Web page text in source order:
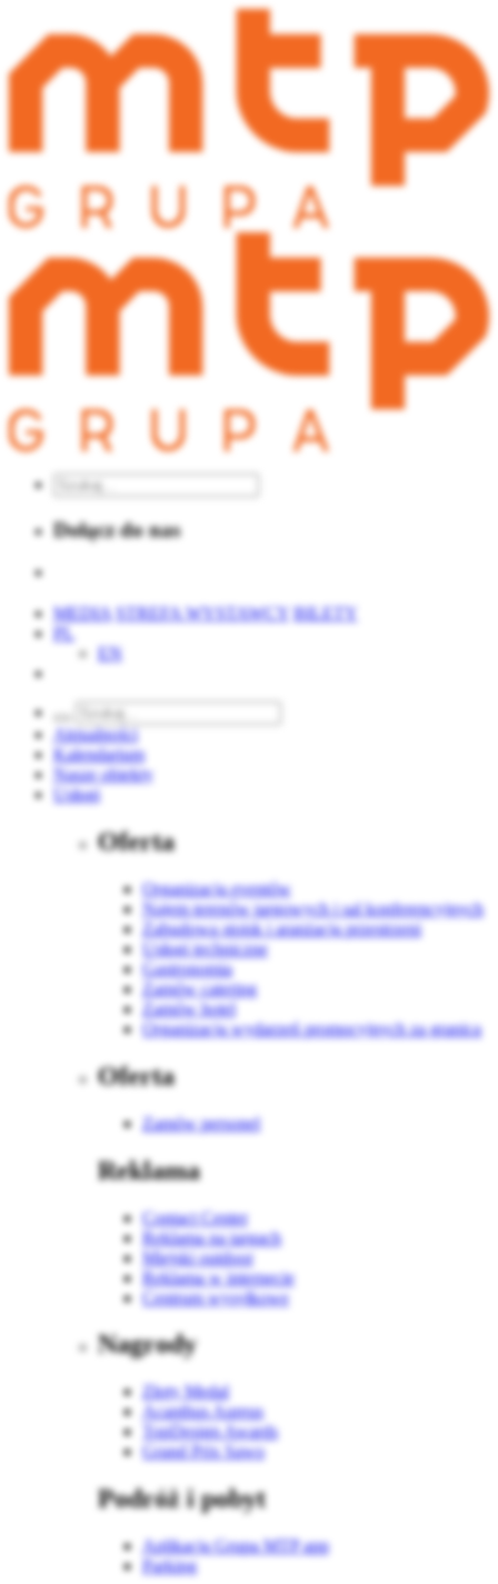
Dołącz do nas
MEDIA STREFA WYSTAWCY BILETY
PL
EN
Aktualności
Kalendarium
Nasze obiekty
Usługi
Oferta
Organizacja eventów
Najem terenów targowych i sal konferencyjnych
Zabudowa stoisk i aranżacja przestrzeni
Usługi techniczne
Gastronomia
Zamów catering
Zamów hotel
Organizacja wydarzeń promocyjnych za granicą
Oferta
Zamów personel
Reklama
Contact Center
Reklama na targach
Miejski outdoor
Reklama w internecie
Centrum wysyłkowe
Nagrody
Złoty Medal
Acanthus Aureus
TopDesign Awards
Grand Prix Sawo
Podróż i pobyt
Aplikacja Grupa MTP app
Parking